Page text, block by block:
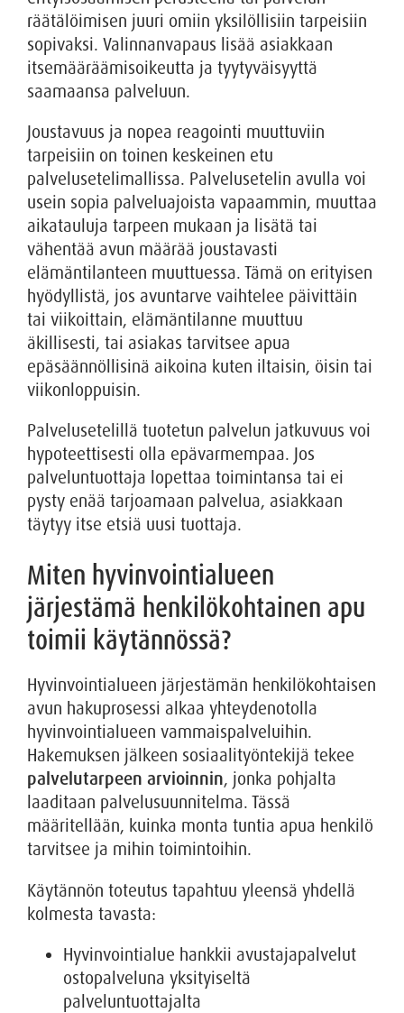
räätälöimisen juuri omiin yksilöllisiin tarpeisiin
sopivaksi. Valinnanvapaus lisää asiakkaan
itsemääräämisoikeutta ja tyytyväisyyttä
saamaansa palveluun.
Joustavuus ja nopea reagointi muuttuviin
tarpeisiin on toinen keskeinen etu
palvelusetelimallissa. Palvelusetelin avulla voi
usein sopia palveluajoista vapaammin, muuttaa
aikatauluja tarpeen mukaan ja lisätä tai
vähentää avun määrää joustavasti
elämäntilanteen muuttuessa. Tämä on erityisen
hyödyllistä, jos avuntarve vaihtelee päivittäin
tai viikoittain, elämäntilanne muuttuu
äkillisesti, tai asiakas tarvitsee apua
epäsäännöllisinä aikoina kuten iltaisin, öisin tai
viikonloppuisin.
Palvelusetelillä tuotetun palvelun jatkuvuus voi
hypoteettisesti olla epävarmempaa. Jos
palveluntuottaja lopettaa toimintansa tai ei
pysty enää tarjoamaan palvelua, asiakkaan
täytyy itse etsiä uusi tuottaja.
Miten hyvinvointialueen
järjestämä henkilökohtainen apu
toimii käytännössä?
Hyvinvointialueen järjestämän henkilökohtaisen
avun hakuprosessi alkaa yhteydenotolla
hyvinvointialueen vammaispalveluihin.
Hakemuksen jälkeen sosiaalityöntekijä tekee
palvelutarpeen arvioinnin, jonka pohjalta
laaditaan palvelusuunnitelma. Tässä
määritellään, kuinka monta tuntia apua henkilö
tarvitsee ja mihin toimintoihin.
Käytännön toteutus tapahtuu yleensä yhdellä
kolmesta tavasta:
Hyvinvointialue hankkii avustajapalvelut
ostopalveluna yksityiseltä
palveluntuottajalta